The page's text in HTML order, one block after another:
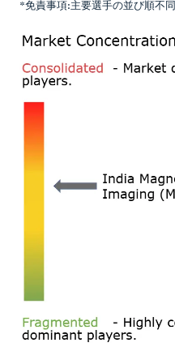
*免責事項:主要選手の並び順不同